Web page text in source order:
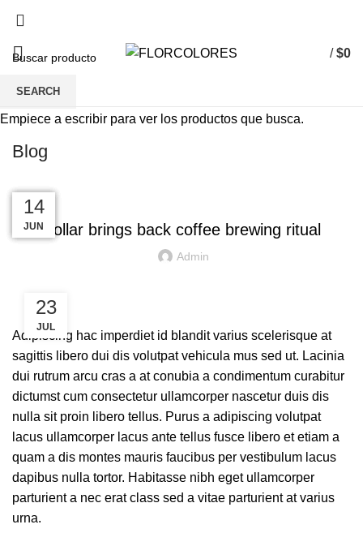
/ $0
Blog
Collar brings back coffee brewing ritual
Admin
23
JUL
Adipiscing hac imperdiet id blandit varius scelerisque at
sagittis libero dui dis volutpat vehicula mus sed ut. Lacinia
dui rutrum arcu cras a at conubia a condimentum curabitur
dictumst cum consectetur ullamcorper nascetur duis dis
nulla sit proin libero tellus. Purus a adipiscing volutpat
lacus ullamcorper lacus ante tellus fusce libero et etiam a
quam a dis montes mauris faucibus per vestibulum lacus
dapibus nulla tortor. Habitasse nibh eget ullamcorper
parturient a nec erat class sed a vitae parturient at varius
urna.
23
JUL
23
JUL
22
JUN
16
JUN
14
JUN
SEARCH
Empiece a escribir para ver los productos que busca.